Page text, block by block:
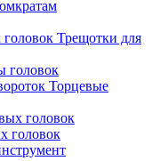
Трещотки для
головок
Торцевые
головок